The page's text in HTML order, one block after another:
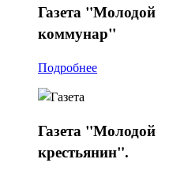
Газета "Молодой
коммунар"
Подробнее
Газета "Молодой
крестьянин".